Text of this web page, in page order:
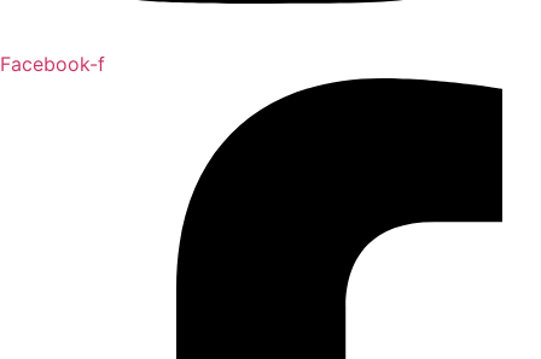
Facebook-f